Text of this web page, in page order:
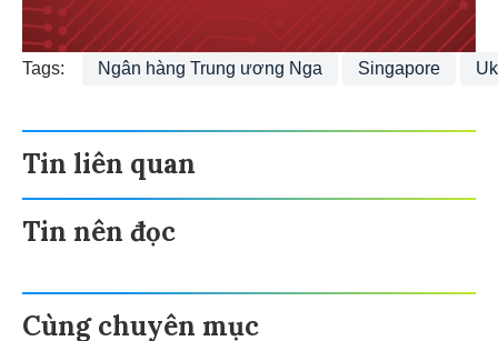
Tags: Ngân hàng Trung ương Nga Singapore
Tin liên quan
Tin nên đọc
Cùng chuyên mục